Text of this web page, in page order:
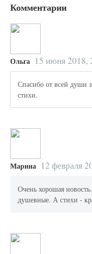
Комментарии
Ольга 15 июня 2018,
Спасибо от всей души
стихи.
Марина 12 февраля
Очень хорошая
душевные. А стихи -